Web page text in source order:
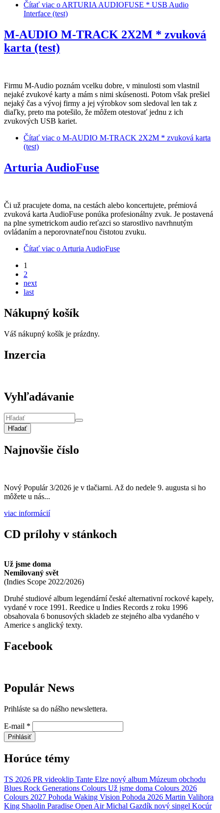
Čítať viac o ARTURIA AUDIOFUSE * USB Audio
Interface (test)
M-AUDIO M-TRACK 2X2M * zvuková
karta (test)
Firmu M-Audio poznám vcelku dobre, v minulosti som vlastnil
nejaké zvukové karty a mám s nimi skúsenosti. Potom však prešiel
nejaký čas a vývoj firmy a jej výrobkov som sledoval len tak z
diaľky, preto ma potešilo, že môžem otestovať jednu z ich
zvukových USB kariet.
Čítať viac o M-AUDIO M-TRACK 2X2M * zvuková karta
(test)
Arturia AudioFuse
Či už pracujete doma, na cestách alebo koncertujete, prémiová
zvuková karta AudioFuse ponúka profesionálny zvuk. Je postavená
na plne symetrickom audio reťazci so starostlivo navrhnutým
ovládaním a neporovnateľnou čistotou zvuku.
Čítať viac o Arturia AudioFuse
1
2
next
last
Nákupný košík
Váš nákupný košík je prázdny.
Inzercia
Vyhľadávanie
Hľadať
Najnovšie číslo
Nový Populár 3/2026 je v tlačiarni. Až do nedele 9. augusta si ho
môžete u nás...
viac informácií
CD prílohy v stánkoch
Už jsme doma
Nemilovaný svět
(Indies Scope 2022/2026)
Druhé studiové album legendární české alternativní rockové kapely,
vydané v roce 1991. Reedice u Indies Records z roku 1996
obsahovala 6 bonusových skladeb ze stejného alba vydaného v
Americe s anglický texty.
Facebook
Populár News
Prihláste sa do nášho newslettera.
E-mail *
Prihlásiť
Horúce témy
TS 2026 PR videoklip Tante Elze nový album Múzeum obchodu
Blues Rock Generations Colours Už jsme doma Colours 2026
Colours 2027 Pohoda Waking Vision Pohoda 2026 Martin Valihora
King Shaolin Paradise Open Air Michal Gazdík nový singel Kocúr